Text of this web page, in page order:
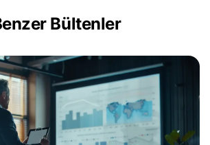
Bültenler